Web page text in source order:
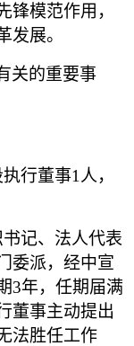
锋模范作用，
发展。
关的重要事
行董事1人，
记、法人代表
委派，经中宣
3年，任期届满
董事主动提出
法胜任工作